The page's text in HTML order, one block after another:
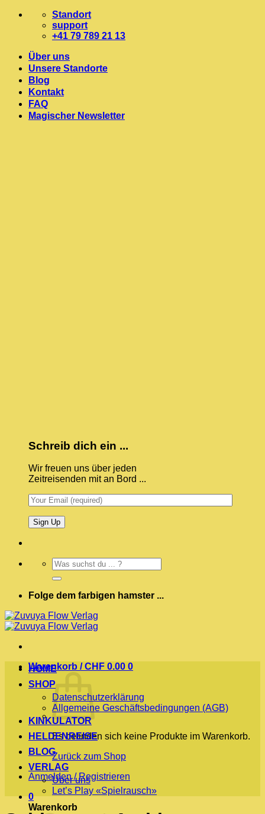
Zum
Standort
support
+41 79 789 21 13
Über uns
Unsere Standorte
Blog
Kontakt
FAQ
Magischer Newsletter
Schreib dich ein ...
Wir freuen uns über jeden
Zeitreisenden mit an Bord ...
Suchen
nach:
Folge dem farbigen hamster ...
Warenkorb /CHF 0.00 0
Es befinden sich keine Produkte im Warenkorb.
Zurück zum Shop
Anmelden / Registrieren
0
Warenkorb
HOME
SHOP
Datenschutzerklärung
Allgemeine Geschäftsbedingungen (AGB)
KINKULATOR
HELDENREISE
BLOG
VERLAG
Über uns
Let’s Play «Spielrausch»